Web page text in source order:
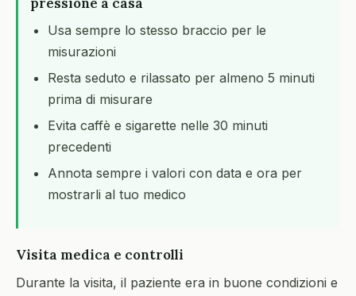
Usa sempre lo stesso braccio per le
misurazioni
Resta seduto e rilassato per almeno 5 minuti
prima di misurare
Evita caffè e sigarette nelle 30 minuti
precedenti
Annota sempre i valori con data e ora per
mostrarli al tuo medico
Visita medica e controlli
Durante la visita, il paziente era in buone condizioni e